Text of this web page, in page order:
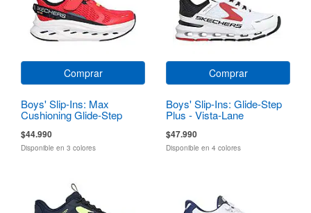
Comprar
Boys' Slip-Ins: Max
Cushioning Glide-Step
$44.990
Disponible en 3 colores
Comprar
Boys' Slip-Ins: Glide-Step
Plus - Vista-Lane
$47.990
Disponible en 4 colores